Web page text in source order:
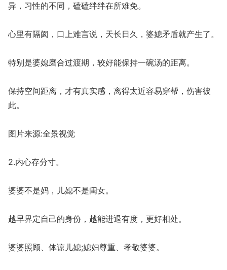
异，习性的不同，磕磕绊绊在所难免。
心里有隔阂，口上难言说，天长日久，婆媳矛盾就产生了。
特别是婆媳磨合过渡期，较好能保持一碗汤的距离。
保持空间距离，才有真实感，离得太近容易穿帮，伤害彼
此。
图片来源:全景视觉
2.内心存分寸。
婆婆不是妈，儿媳不是闺女。
越早界定自己的身份，越能进退有度，更好相处。
婆婆照顾、体谅儿媳;媳妇尊重、孝敬婆婆。